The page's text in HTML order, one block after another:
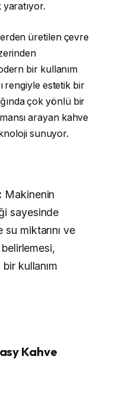
üretilen çevre
bir kullanım
rengiyle estetik bir
çok yönlü bir
arayan kahve
sunuyor.
Makinenin
sayesinde
miktarını ve
belirlemesi,
kullanım
Kahve